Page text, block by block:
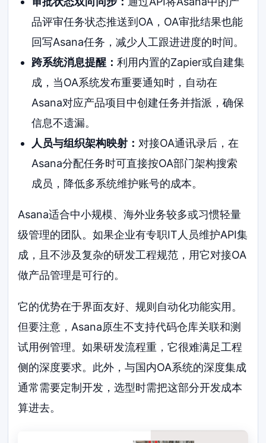
品评审任务状态推送到OA，OA审批结果也能
回写Asana任务，减少人工跟进进度的时间。
跨系统消息提醒： 利用内置的Zapier或自建集
成，当OA系统发布重要通知时，自动在
Asana对应产品项目中创建任务并指派，确保
信息不遗漏。
人员与组织架构映射： 对接OA通讯录后，在
Asana分配任务时可直接按OA部门架构搜索
成员，降低多系统维护账号的成本。
Asana适合中小规模、海外业务较多或习惯轻量
级管理的团队。如果企业有专职IT人员维护API集
成，且不涉及复杂的研发工程规范，用它对接OA
做产品管理是可行的。
它的优势在于界面友好、规则自动化功能实用。
但要注意，Asana原生不支持代码仓库关联和测
试用例管理。如果研发流程重，它很难满足工程
侧的深度要求。此外，与国内OA系统的深度集成
通常需要定制开发，选型时需把这部分开发成本
算进去。